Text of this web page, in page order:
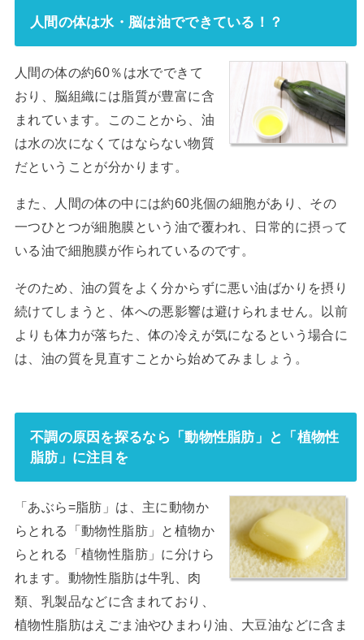
人間の体は水・脳は油でできている！？
人間の体の約60％は水でできて
おり、脳組織には脂質が豊富に含
まれています。このことから、油
は水の次になくてはならない物質
だということが分かります。
また、人間の体の中には約60兆個の細胞があり、その
一つひとつが細胞膜という油で覆われ、日常的に摂って
いる油で細胞膜が作られているのです。
そのため、油の質をよく分からずに悪い油ばかりを摂り
続けてしまうと、体への悪影響は避けられません。以前
よりも体力が落ちた、体の冷えが気になるという場合に
は、油の質を見直すことから始めてみましょう。
不調の原因を探るなら「動物性脂肪」と「植物性
脂肪」に注目を
「あぶら=脂肪」は、主に動物か
らとれる「動物性脂肪」と植物か
らとれる「植物性脂肪」に分けら
れます。動物性脂肪は牛乳、肉
類、乳製品などに含まれており、
植物性脂肪は えごま油やひまわり油、大豆油などに含ま